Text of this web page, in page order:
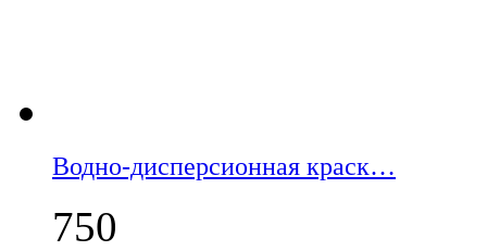
Водно-дисперсионная краск…
750